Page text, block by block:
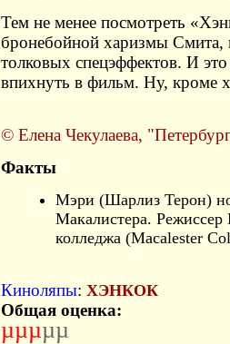
Тем не менее посмотреть
бронебойной харизмы Смита,
толковых спецэффектов. И
впихнуть в фильм. Ну, кроме
© Елена Чекулаева,
Факты
Мэри (Шарлиз Терон)
Макалистера. Режиссер
колледжа (Macalester
Киноляпы: ХЭНКОК
Общая оценка:
µµµµµ